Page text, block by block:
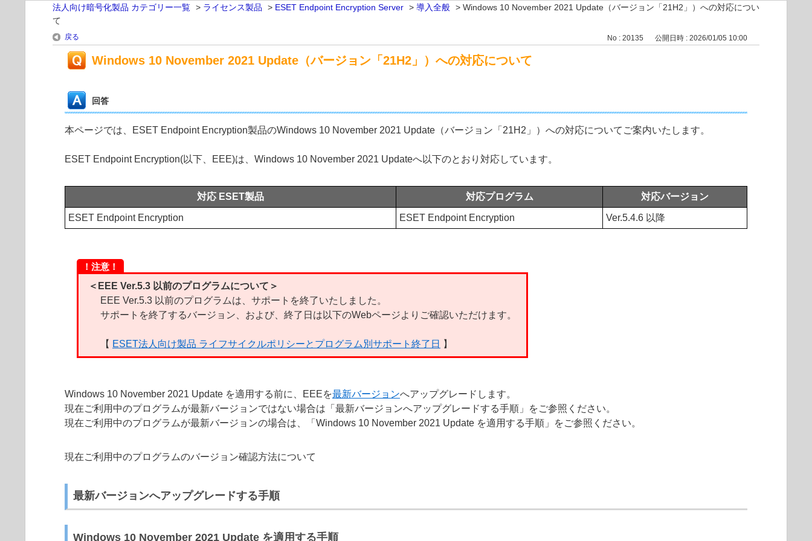
法人向け暗号化製品 カテゴリー一覧 > ライセンス製品 > ESET Endpoint Encryption Server > 導入全般 > Windows 10 November 2021 Update（バージョン「21H2」）への対応につい
て
戻る No : 20135 公開日時 : 2026/01/05 10:00
Windows 10 November 2021 Update（バージョン「21H2」）への対応について
回答
本ページでは、ESET Endpoint Encryption製品のWindows 10 November 2021 Update（バージョン「21H2」）への対応についてご案内いたします。
ESET Endpoint Encryption(以下、EEE)は、Windows 10 November 2021 Updateへ以下のとおり対応しています。
対応 ESET製品 対応プログラム 対応バージョン
ESET Endpoint Encryption ESET Endpoint Encryption Ver.5.4.6 以降
！注意！
＜EEE Ver.5.3 以前のプログラムについて＞
EEE Ver.5.3 以前のプログラムは、サポートを終了いたしました。
サポートを終了するバージョン、および、終了日は以下のWebページよりご確認いただけます。
【 ESET法人向け製品 ライフサイクルポリシーとプログラム別サポート終了日 】
Windows 10 November 2021 Update を適用する前に、EEEを最新バージョンへアップグレードします。
現在ご利用中のプログラムが最新バージョンではない場合は「最新バージョンへアップグレードする手順」をご参照ください。
現在ご利用中のプログラムが最新バージョンの場合は、「Windows 10 November 2021 Update を適用する手順」をご参照ください。
現在ご利用中のプログラムのバージョン確認方法について
最新バージョンへアップグレードする手順
Windows 10 November 2021 Update を適用する手順